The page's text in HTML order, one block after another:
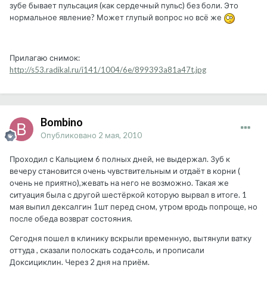
зубе бывает пульсация (как сердечный пульс) без боли. Это
нормальное явление? Может глупый вопрос но всё же
Прилагаю снимок:
http://s53.radikal.ru/i141/1004/6e/899393a81a47t.jpg
Bombino
Опубликовано 2 мая, 2010
Проходил с Кальцием 6 полных дней, не выдержал. Зуб к
вечеру становится очень чувствительным и отдаёт в корни (
очень не приятно),жевать на него не возможно. Такая же
ситуация была с другой шестёркой которую вырвал в итоге. 1
мая выпил дексалгин 1шт перед сном, утром вродь попроще, но
после обеда возврат состояния.
Сегодня пошел в клинику вскрыли временную, вытянули ватку
оттуда , сказали полоскать сода+соль, и прописали
Доксициклин. Через 2 дня на приём.